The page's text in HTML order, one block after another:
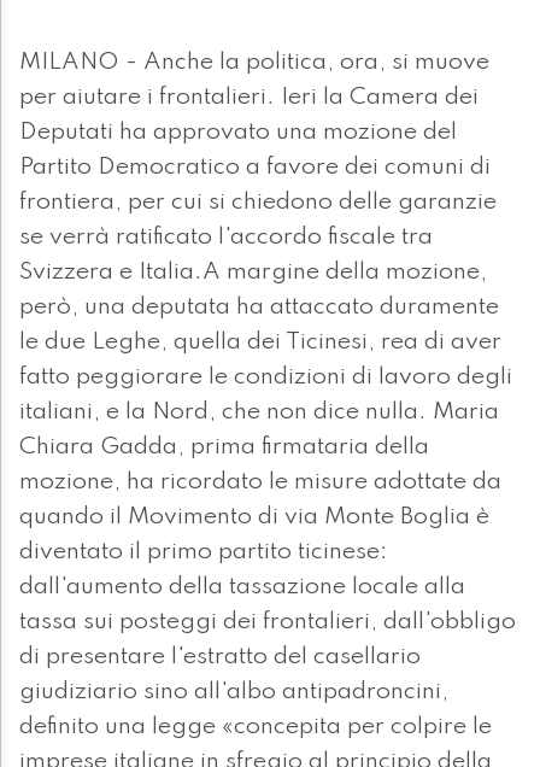
MILANO - Anche la politica, ora, si muove
per aiutare i frontalieri. Ieri la Camera dei
Deputati ha approvato una mozione del
Partito Democratico a favore dei comuni di
frontiera, per cui si chiedono delle garanzie
se verrà ratificato l'accordo fiscale tra
Svizzera e Italia.A margine della mozione,
però, una deputata ha attaccato duramente
le due Leghe, quella dei Ticinesi, rea di aver
fatto peggiorare le condizioni di lavoro degli
italiani, e la Nord, che non dice nulla. Maria
Chiara Gadda, prima firmataria della
mozione, ha ricordato le misure adottate da
quando il Movimento di via Monte Boglia è
diventato il primo partito ticinese:
dall'aumento della tassazione locale alla
tassa sui posteggi dei frontalieri, dall'obbligo
di presentare l'estratto del casellario
giudiziario sino all'albo antipadroncini,
definito una legge «concepita per colpire le